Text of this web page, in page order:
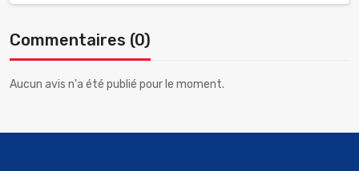
Commentaires (0)
Aucun avis n'a été publié pour le moment.